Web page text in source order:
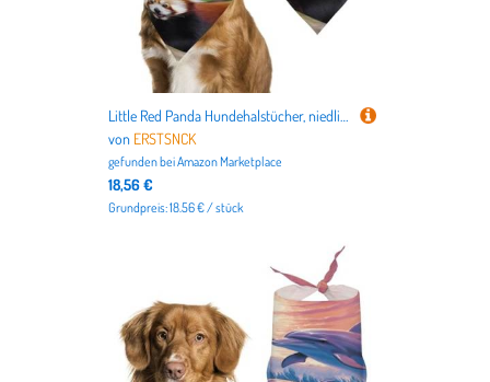
Little Red Panda Hundehalstücher, niedlich, weiche Baumwolle, waschbar, für den täglichen Sommer, langlebig, dreieckig, wendbar, geeignet für kleine, mittelgroße und große Hunde und Katzen
von ERSTSNCK
gefunden beiAmazon Marketplace
18,56 €
Grundpreis: 18.56 € / stück